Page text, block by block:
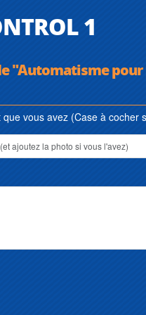
1
"Automatisme
vous avez (Case à cocher